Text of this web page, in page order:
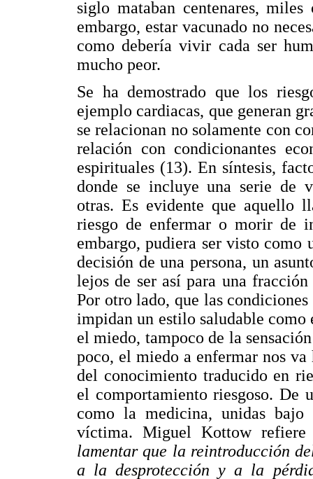
siglo mataban centenares,
embargo, estar vacunado no
como debería vivir cada ser
mucho peor.
Se ha demostrado que los
ejemplo cardiacas, que generan
se relacionan no solamente con
relación con condicionantes
espirituales (13). En síntesis,
donde se incluye una serie de
otras. Es evidente que aquello
riesgo de enfermar o morir de
embargo, pudiera ser visto como
decisión de una persona, un
lejos de ser así para una
Por otro lado, que las
impidan un estilo saludable como
el miedo, tampoco de la
poco, el miedo a enfermar nos
del conocimiento traducido en
el comportamiento riesgoso. De
como la medicina, unidas
víctima. Miguel Kottow
lamentar que la reintroducción
a la desprotección y a la